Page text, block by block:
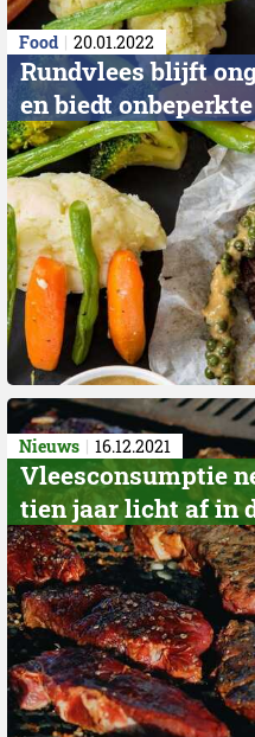
Food 20.01.2022
Rundvlees blijft
en biedt
Nieuws 16.12.2021
Vleesconsumptie
tien jaar licht af in